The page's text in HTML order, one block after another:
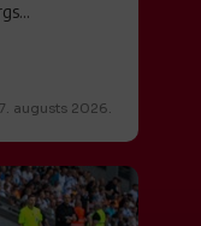
augusts 2026.